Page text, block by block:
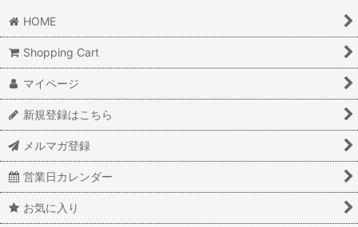
HOME
Shopping Cart
マイページ
新規登録はこちら
メルマガ登録
営業日カレンダー
お気に入り